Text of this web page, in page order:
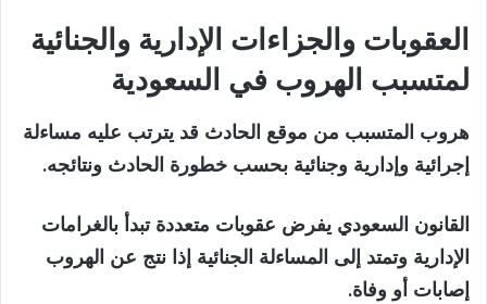
العقوبات والجزاءات الإدارية والجنائية
لمتسبب الهروب في السعودية
هروب المتسبب من موقع الحادث قد يترتب عليه مساءلة
إجرائية وإدارية وجنائية بحسب خطورة الحادث ونتائجه.
القانون السعودي يفرض عقوبات متعددة تبدأ بالغرامات
الإدارية وتمتد إلى المساءلة الجنائية إذا نتج عن الهروب
إصابات أو وفاة.